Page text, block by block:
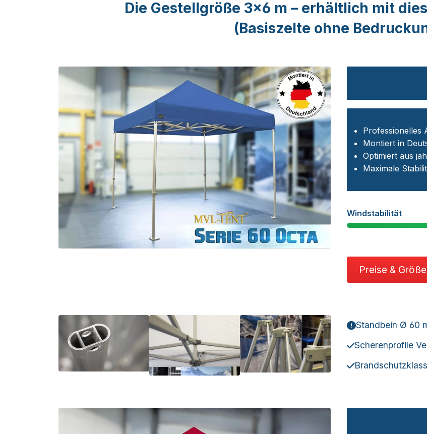
Die Gestellgröße 3×6 m – erhältlich mit
(Basiszelte ohne
Professionelles
Montiert in
Optimiert aus
Maximale
Windstabilität
Preise &
Standbein Ø 60
Scherenprofile